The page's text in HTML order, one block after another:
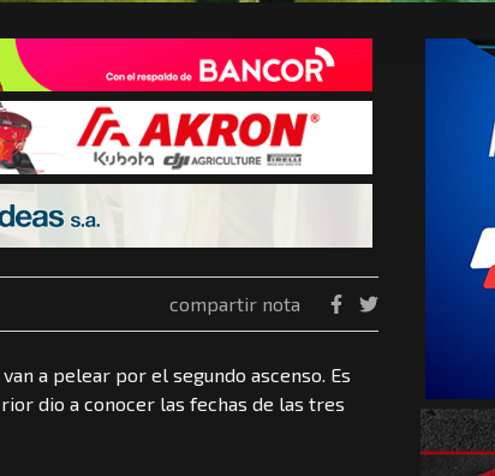
compartir nota
a pelear por el segundo ascenso. Es
dio a conocer las fechas de las tres